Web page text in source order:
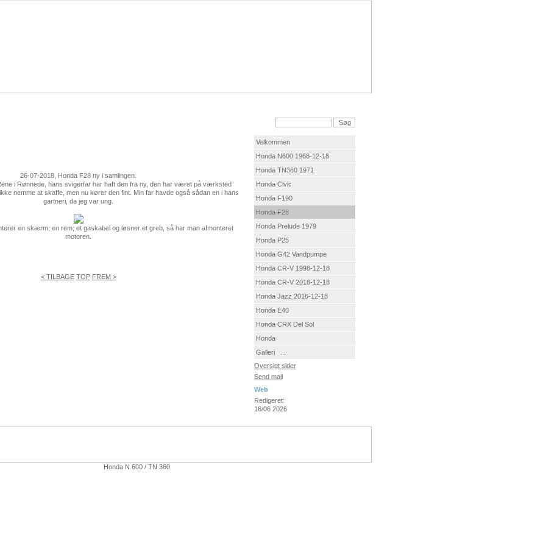
26-07-2018, Honda F28 ny i samlingen.
i Rønnede, hans svigerfar har haft den fra ny, den har været på værksted
nemme at skaffe, men nu kører den fint. Min far havde også sådan en i hans
gartneri, da jeg var ung.
en skærm, en rem, et gaskabel og løsner et greb, så har man afmonteret
motoren.
< TILBAGE TOP FREM >
Velkommen
Honda N600 1968-12-18
Honda TN360 1971
Honda Civic
Honda F190
Honda F28
Honda Prelude 1979
Honda P25
Honda G42 Vandpumpe
Honda CR-V 1998-12-18
Honda CR-V 2018-12-18
Honda Jazz 2016-12-18
Honda E40
Honda CRX Del Sol
Honda
Galleri ...
Oversigt sider
Send mail
Web
Redigeret:
16/06 2026
Honda N 600 / TN 360